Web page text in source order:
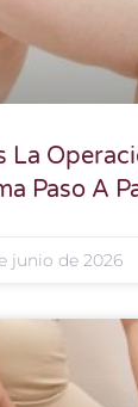
La
Paso A
junio de 2026